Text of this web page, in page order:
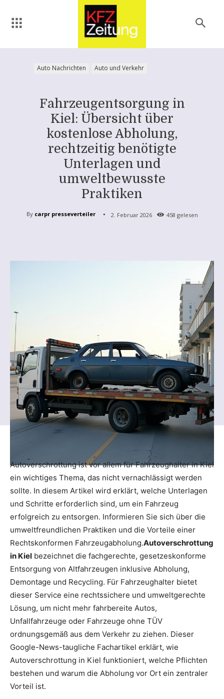
Auto Nachrichten Auto und Verkehr
Fahrzeugentsorgung in
Kiel: Übersicht über
kostenlose Abholung,
rechtzeitig benötigte
Unterlagen und
umweltbewusste
Praktiken
By carpr presseverteiler 2. Februar 2026 458 gelesen
Autoverschrottung ist vor allem für Fahrzeughalter in Kiel
ein wichtiges Thema, das nicht vernachlässigt werden
sollte. In diesem Artikel wird erklärt, welche Unterlagen
und Schritte erforderlich sind, um ein Fahrzeug
erfolgreich zu entsorgen. Informieren Sie sich über die
umweltfreundlichen Praktiken und die Vorteile einer
Rechtskonformen Fahrzeugabholung.Autoverschrottung
in Kiel bezeichnet die fachgerechte, gesetzeskonforme
Entsorgung von Altfahrzeugen inklusive Abholung,
Demontage und Recycling. Für Fahrzeughalter bietet
dieser Service eine rechtssichere und umweltgerechte
Lösung, um nicht mehr fahrbereite Autos,
Unfallfahrzeuge oder Fahrzeuge ohne TÜV
ordnungsgemäß aus dem Verkehr zu ziehen. Dieser
Google-News-taugliche Fachartikel erklärt, wie
Autoverschrottung in Kiel funktioniert, welche Pflichten
bestehen und warum die Abholung vor Ort ein zentraler
Vorteil ist.